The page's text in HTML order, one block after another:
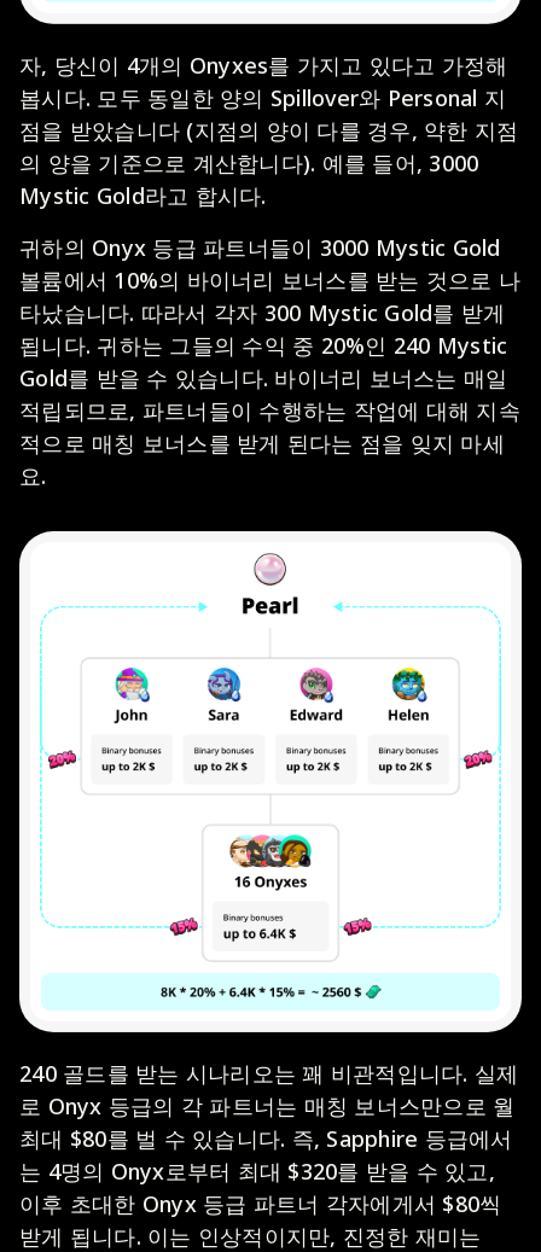
자, 당신이 4개의 Onyxes를 가지고 있다고 가정해
봅시다. 모두 동일한 양의 Spillover와 Personal 지
점을 받았습니다 (지점의 양이 다를 경우, 약한 지점
의 양을 기준으로 계산합니다). 예를 들어, 3000
Mystic Gold라고 합시다.
귀하의 Onyx 등급 파트너들이 3000 Mystic Gold
볼륨에서 10%의 바이너리 보너스를 받는 것으로 나
타났습니다. 따라서 각자 300 Mystic Gold를 받게
됩니다. 귀하는 그들의 수익 중 20%인 240 Mystic
Gold를 받을 수 있습니다. 바이너리 보너스는 매일
적립되므로, 파트너들이 수행하는 작업에 대해 지속
적으로 매칭 보너스를 받게 된다는 점을 잊지 마세
요.
240 골드를 받는 시나리오는 꽤 비관적입니다. 실제
로 Onyx 등급의 각 파트너는 매칭 보너스만으로 월
최대 $80를 벌 수 있습니다. 즉, Sapphire 등급에서
는 4명의 Onyx로부터 최대 $320를 받을 수 있고,
이후 초대한 Onyx 등급 파트너 각자에게서 $80씩
받게 됩니다. 이는 인상적이지만, 진정한 재미는